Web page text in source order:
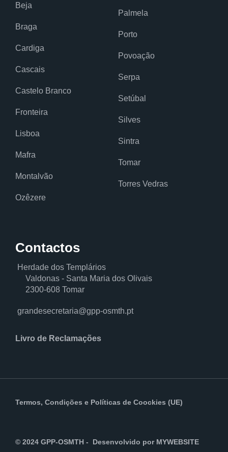
Beja
Braga
Cardiga
Cascais
Castelo Branco
Fronteira
Lisboa
Mafra
Montalvão
Ozêzere
Palmela
Porto
Povoação
Serpa
Setúbal
Silves
Sintra
Tomar
Torres Vedras
Contactos
Herdade dos Templários
Valdonas - Santa Maria dos Olivais
2300-608 Tomar
grandesecretaria@gpp-osmth.pt
Livro de Reclamações
Termos, Condições e Políticas de Coockies (UE)
© 2024 GPP-OSMTH - Desenvolvido por MYWEBSITE